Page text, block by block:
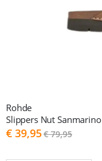
Rohde
Slippers Nut Sanmarino
As
low
€ 39,95€ 79,95